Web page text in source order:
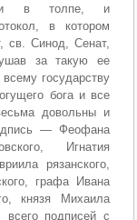
в толпе, и
в котором
св. Синод, Сенат,
за такую ее
государству
бога и все
довольны и
— Феофана
Игнатия
рязанского,
графа Ивана
князя Михаила
подписей с